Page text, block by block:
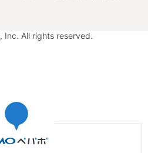
Inc. All rights reserved.